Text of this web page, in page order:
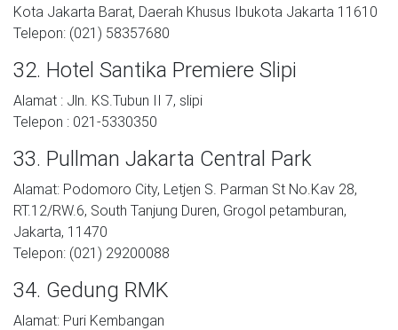
Kota Jakarta Barat, Daerah Khusus Ibukota Jakarta 11610
Telepon: (021) 58357680
32. Hotel Santika Premiere Slipi
Alamat : Jln. KS.Tubun II 7, slipi
Telepon : 021-5330350
33. Pullman Jakarta Central Park
Alamat: Podomoro City, Letjen S. Parman St No.Kav 28,
RT.12/RW.6, South Tanjung Duren, Grogol petamburan,
Jakarta, 11470
Telepon: (021) 29200088
34. Gedung RMK
Alamat: Puri Kembangan